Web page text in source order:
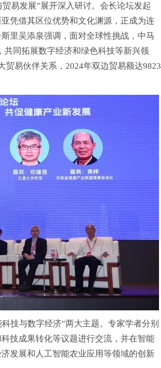
易发展”展开深入研讨。会长论坛发起
凭借其区位优势和文化渊源，正成为连
里吴添泉强调，面对全球性挑战，中马
同拓展数字经济和绿色科技等新兴领
易伙伴关系，2024年双边贸易额达9823
技与数字经济”两大主题。专家学者分别
技成果转化等议题进行交流，并在智能
发展和人工智能农业应用等领域的创新